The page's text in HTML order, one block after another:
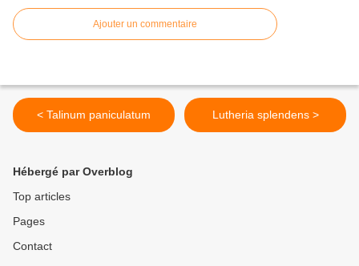
Ajouter un commentaire
< Talinum paniculatum Lutheria splendens >
Hébergé par Overblog
Top articles
Pages
Contact